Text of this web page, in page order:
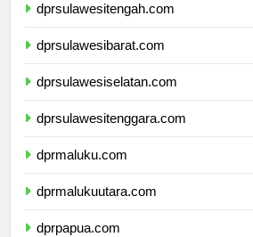
dprsulawesitengah.com
dprsulawesibarat.com
dprsulawesiselatan.com
dprsulawesitenggara.com
dprmaluku.com
dprmalukuutara.com
dprpapua.com